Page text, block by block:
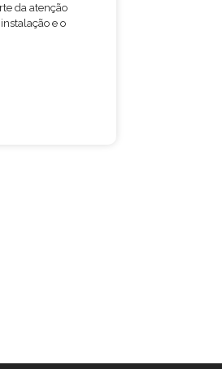
da atenção
e o